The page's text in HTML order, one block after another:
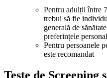
Pentru adulții între
trebui să fie
generală de
preferințele
Pentru persoanele
este recomandat
Teste de Screening